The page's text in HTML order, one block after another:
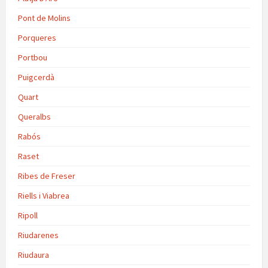
Pont de Molins
Porqueres
Portbou
Puigcerdà
Quart
Queralbs
Rabós
Raset
Ribes de Freser
Riells i Viabrea
Ripoll
Riudarenes
Riudaura